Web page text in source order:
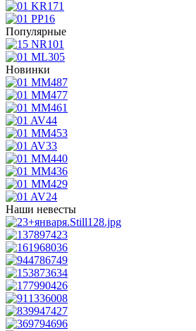
Популярные
Новинки
Наши невесты